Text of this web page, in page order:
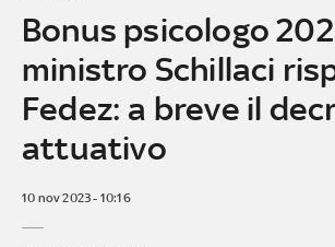
Bonus psicologo
ministro Schillaci
Fedez: a breve il
attuativo
10 nov 2023 - 10:16